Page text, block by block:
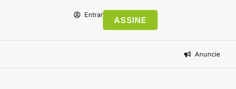
Entrar
ASSINE
Anuncie